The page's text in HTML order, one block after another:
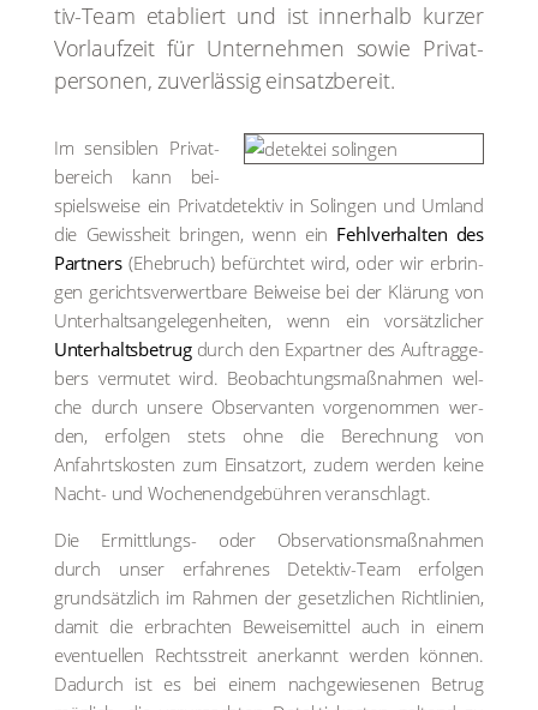
tiv-Team eta­bliert und ist inner­halb kur­zer
Vor­lauf­zeit für Unter­neh­men sowie Pri­vat­
per­so­nen, zuver­läs­sig ein­satz­be­reit.
Im sen­si­blen Pri­vat­
be­reich kann bei­
spiels­wei­se ein Pri­vat­de­tek­tiv in Solin­gen und Umland
die Gewiss­heit brin­gen, wenn ein Fehl­ver­hal­ten des
Part­ners(Ehe­bruch) befürch­tet wird, oder wir erbrin­
gen gerichts­ver­wert­ba­re Bei­wei­se bei der Klä­rung von
Unter­halts­an­ge­le­gen­hei­ten, wenn ein vor­sätz­li­cher
Unter­halts­be­trugdurch den Expart­ner des Auf­trag­ge­
bers ver­mu­tet wird. Beob­ach­tungs­maß­nah­men wel­
che durch unse­re Obser­van­ten vor­ge­nom­men wer­
den, erfol­gen stets ohne die Berech­nung von
Anfahrts­kos­ten zum Ein­satz­ort, zudem wer­den kei­ne
Nacht- und Wochen­end­ge­büh­ren ver­an­schlagt.
Die Ermitt­lungs- oder Obser­va­ti­ons­maß­nah­men
durch unser erfah­re­nes Detek­tiv-Team erfol­gen
grund­sätz­lich im Rah­men der gesetz­li­chen Richt­li­ni­en,
damit die erbrach­ten Bewei­se­mit­tel auch in einem
even­tu­el­len Rechts­streit aner­kannt wer­den kön­nen.
Dadurch ist es bei einem nach­ge­wie­se­nen Betrug